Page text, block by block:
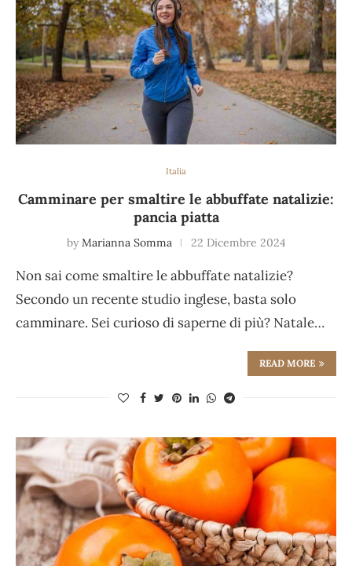
Italia
Camminare per smaltire le abbuffate natalizie:
pancia piatta
by Marianna Somma 22 Dicembre 2024
Non sai come smaltire le abbuffate natalizie?
Secondo un recente studio inglese, basta solo
camminare. Sei curioso di saperne di più? Natale…
READ MORE